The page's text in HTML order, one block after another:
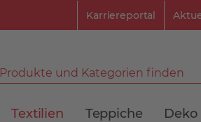
Karriereportal
Produkte und Kategorien finden
Textilien Teppiche Deko